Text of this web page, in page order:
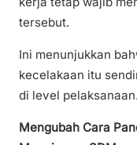
tersebut.
Ini menunjukkan
kecelakaan itu
di level pelaksanaan.
Mengubah Cara